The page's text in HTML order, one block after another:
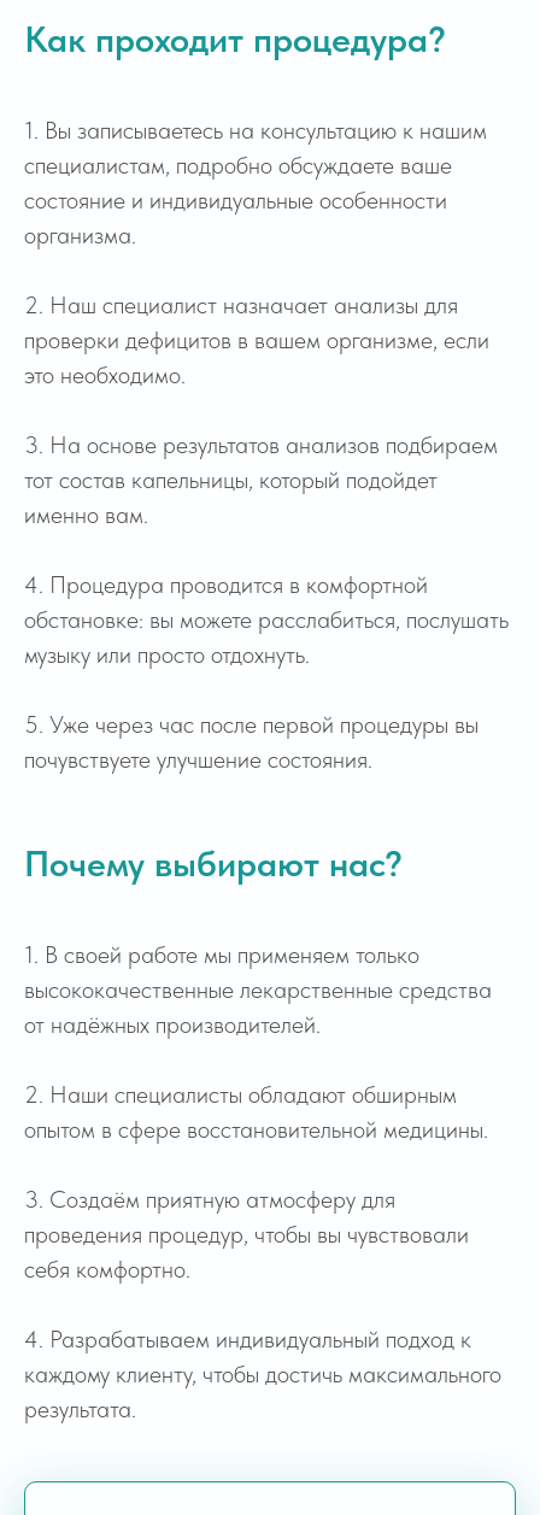
Как проходит процедура?
1. Вы записываетесь на консультацию к нашим
специалистам, подробно обсуждаете ваше
состояние и индивидуальные особенности
организма.
2. Наш специалист назначает анализы для
проверки дефицитов в вашем организме, если
это необходимо.
3. На основе результатов анализов подбираем
тот состав капельницы, который подойдет
именно вам.
4. Процедура проводится в комфортной
обстановке: вы можете расслабиться, послушать
музыку или просто отдохнуть.
5. Уже через час после первой процедуры вы
почувствуете улучшение состояния.
Почему выбирают нас?
1. В своей работе мы применяем только
высококачественные лекарственные средства
от надёжных производителей.
2. Наши специалисты обладают обширным
опытом в сфере восстановительной медицины.
3. Создаём приятную атмосферу для
проведения процедур, чтобы вы чувствовали
себя комфортно.
4. Разрабатываем индивидуальный подход к
каждому клиенту, чтобы достичь максимального
результата.
Услуги Психиатра
Услуги Нарколога
Восстановление здоровья
О Нас
Связаться с нами
+7 (383) 258-08-00
+7 (962) 838-08-00
г. Новосибирск, ул. Челюскинцев, 44/1
наркомании
Комплексное лечение
Кодирование
Срочный вывод из запоя
Лечение зависисмости